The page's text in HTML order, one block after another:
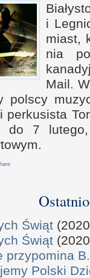
i L
miast,
nia
Mail.
pol­scy
i per­kusista
do 7 l
Świąt
Świąt
przypomina
Polski